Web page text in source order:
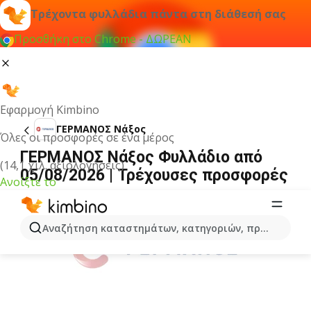
Τρέχοντα φυλλάδια πάντα στη διάθεσή σας
Προσθήκη στο Chrome - ΔΩΡΕΑΝ
Εφαρμογή Kimbino
Όλες οι προσφορές σε ένα μέρος
(14,1 χιλ. αξιολογήσεις)
Ανοίξτε το
Αναζήτηση καταστημάτων, κατηγοριών, προϊόντων...
ΓΕΡΜΑΝΟΣ Νάξος
ΓΕΡΜΑΝΟΣ Νάξος Φυλλάδιο από
05/08/2026 | Τρέχουσες προσφορές